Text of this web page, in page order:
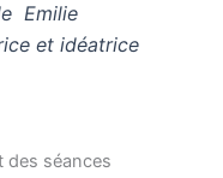
Emilie
et idéatrice
des séances